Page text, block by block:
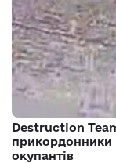
Destruction
прикордонники
окупантів